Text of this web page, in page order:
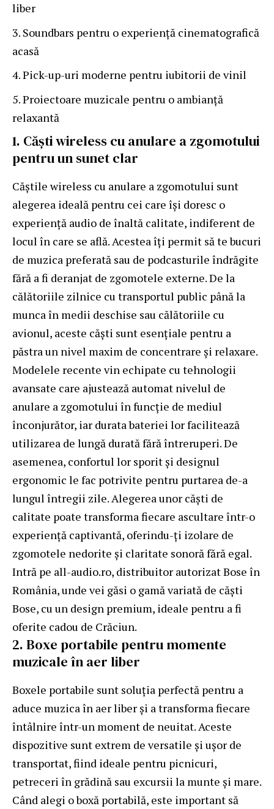
liber
Soundbars pentru o experiență cinematografică
acasă
Pick-up-uri moderne pentru iubitorii de vinil
Proiectoare muzicale pentru o ambianță
relaxantă
1. Căști wireless cu anulare a zgomotului
pentru un sunet clar
Căștile wireless cu anulare a zgomotului sunt
alegerea ideală pentru cei care își doresc o
experiență audio de înaltă calitate, indiferent de
locul în care se află. Acestea îți permit să te bucuri
de muzica preferată sau de podcasturile îndrăgite
fără a fi deranjat de zgomotele externe. De la
călătoriile zilnice cu transportul public până la
munca în medii deschise sau călătoriile cu
avionul, aceste căști sunt esențiale pentru a
păstra un nivel maxim de concentrare și relaxare.
Modelele recente vin echipate cu tehnologii
avansate care ajustează automat nivelul de
anulare a zgomotului în funcție de mediul
înconjurător, iar durata bateriei lor facilitează
utilizarea de lungă durată fără întreruperi. De
asemenea, confortul lor sporit și designul
ergonomic le fac potrivite pentru purtarea de-a
lungul întregii zile. Alegerea unor căști de
calitate poate transforma fiecare ascultare într-o
experiență captivantă, oferindu-ți izolare de
zgomotele nedorite și claritate sonoră fără egal.
Intră pe all-audio.ro, distribuitor autorizat Bose în
România, unde vei găsi o gamă variată de căști
Bose, cu un design premium, ideale pentru a fi
oferite cadou de Crăciun.
2. Boxe portabile pentru momente
muzicale în aer liber
Boxele portabile sunt soluția perfectă pentru a
aduce muzica în aer liber și a transforma fiecare
întâlnire într-un moment de neuitat. Aceste
dispozitive sunt extrem de versatile și ușor de
transportat, fiind ideale pentru picnicuri,
petreceri în grădină sau excursii la munte și mare.
Când alegi o boxă portabilă, este important să